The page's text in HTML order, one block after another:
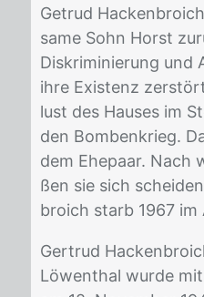
Ge­trud
sa­me Sohn Horst
Dis­kri­mi­nie­rung und
ihre Exis­tenz
lust des Hau­ses im
den Bom­ben­krieg.
dem Ehe­paar. Nach
ßen sie sich
broich starb 1967
Ger­trud
Lö­wen­thal wur­de